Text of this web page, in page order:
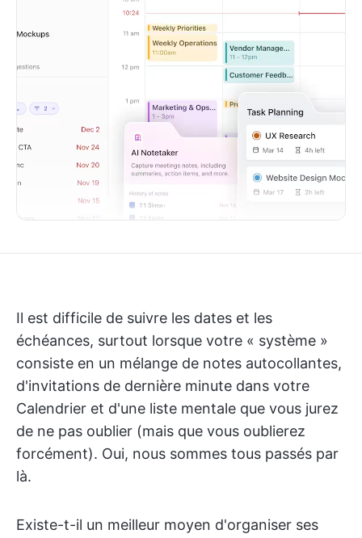
Il est difficile de suivre les dates et les
échéances, surtout lorsque votre « système »
consiste en un mélange de notes autocollantes,
d'invitations de dernière minute dans votre
Calendrier et d'une liste mentale que vous jurez
de ne pas oublier (mais que vous oublierez
forcément). Oui, nous sommes tous passés par
là.
Existe-t-il un meilleur moyen d'organiser ses